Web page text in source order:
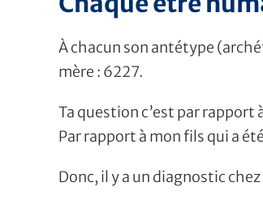
À chacun son antétype
mère : 6227.
Ta question c’est par rapport
Par rapport à mon fils qui a
Donc, il y a un diagnostic